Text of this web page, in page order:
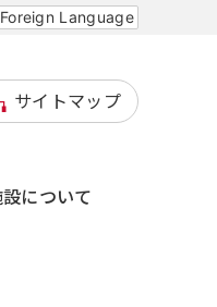
Foreign Language
サイトマップ
について